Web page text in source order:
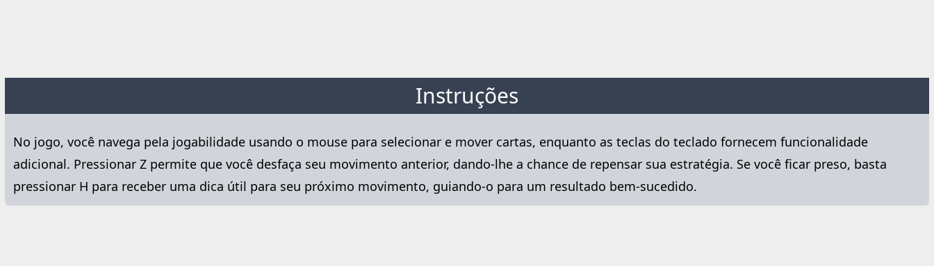
Instruções
No jogo, você navega pela jogabilidade usando o mouse para selecionar e mover cartas, enquanto as teclas do teclado fornecem funcionalidade
adicional. Pressionar Z permite que você desfaça seu movimento anterior, dando-lhe a chance de repensar sua estratégia. Se você ficar preso, basta
pressionar H para receber uma dica útil para seu próximo movimento, guiando-o para um resultado bem-sucedido.